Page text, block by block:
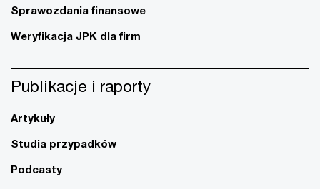
Sprawozdania finansowe
Weryfikacja JPK dla firm
Publikacje i raporty
Artykuły
Studia przypadków
Podcasty